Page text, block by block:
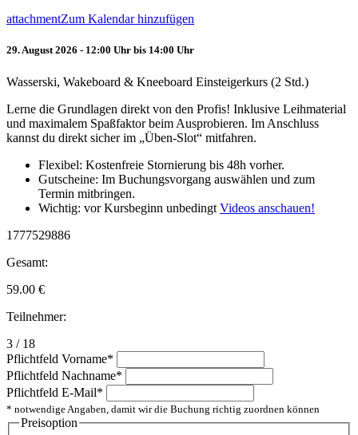
attachmentZum Kalendar hinzufügen
29. August 2026 - 12:00 Uhr bis 14:00 Uhr
Wasserski, Wakeboard & Kneeboard Einsteigerkurs (2 Std.)
Lerne die Grundlagen direkt von den Profis! Inklusive Leihmaterial
und maximalem Spaßfaktor beim Ausprobieren. Im Anschluss
kannst du direkt sicher im „Üben-Slot“ mitfahren.
Flexibel: Kostenfreie Stornierung bis 48h vorher.
Gutscheine: Im Buchungsvorgang auswählen und zum
Termin mitbringen.
Wichtig: vor Kursbeginn unbedingt Videos anschauen!
1777529886
Gesamt:
59.00 €
Teilnehmer:
3 / 18
Pflichtfeld Vorname*
Pflichtfeld Nachname*
Pflichtfeld E-Mail*
* notwendige Angaben, damit wir die Buchung richtig zuordnen können
Preisoption